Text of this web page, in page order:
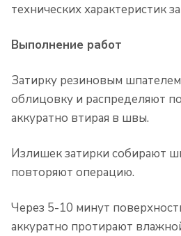
технических характеристик
Выполнение работ
Затирку резиновым шпателем
облицовку и распределяют
аккуратно втирая в швы.
Излишек затирки собирают
повторяют операцию.
Через 5-10 минут
аккуратно протирают